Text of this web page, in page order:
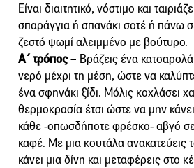
Είναι διαιτητικό, νόστιμο και
σπαράγγια ή σπανάκι σοτέ ή πάνω
ζεστό ψωμί αλειμμένο με βούτυρο.
Α΄ τρόπος– Βράζεις ένα
νερό μέχρι τη μέση, ώστε να
ένα σφηνάκι ξίδι. Μόλις κοχλάσει
θερμοκρασία έτσι ώστε να μην
κάθε -οπωσδήποτε φρέσκο- αβγό σε
καφέ. Με μια κουτάλα ανακατεύεις
κάνει μια δίνη και μεταφέρεις στο